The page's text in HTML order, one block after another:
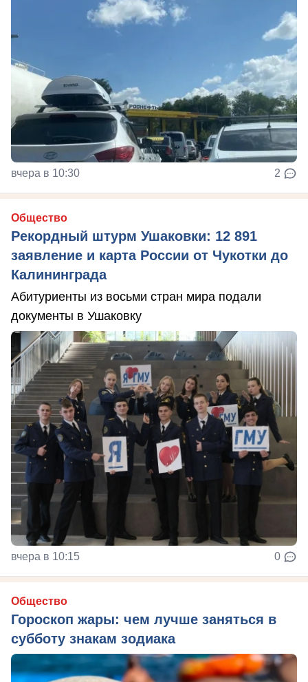
вчера в 10:30 2
Общество
Рекордный штурм Ушаковки: 12 891
заявление и карта России от Чукотки до
Калининграда
Абитуриенты из восьми стран мира подали
документы в Ушаковку
вчера в 10:15 0
Общество
Гороскоп жары: чем лучше заняться в
субботу знакам зодиака